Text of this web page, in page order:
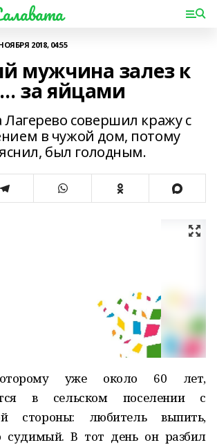
2018, 04:55
мужчина залез к
за яйцами
Лагерево совершил кражу с
в чужой дом, потому
был голодным.
уже около 60 лет,
в сельском поселении с
стороны: любитель выпить,
судимый. В тот день он разбил